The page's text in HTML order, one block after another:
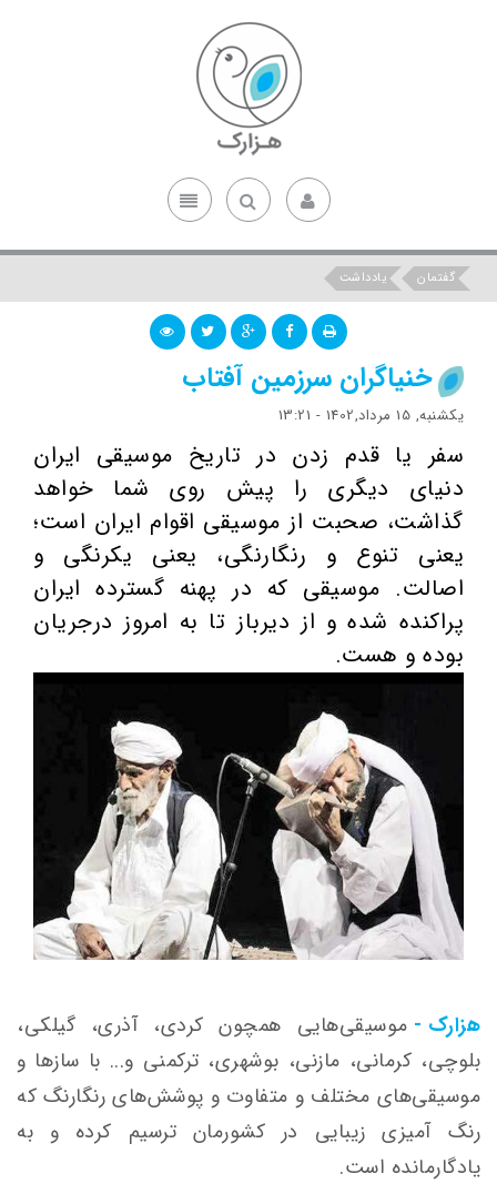
گفتمان یادداشت
خنیاگران سرزمین آفتاب
یکشنبه, 15 مرداد,1402 - 13:21
سفر یا قدم زدن در تاریخ موسیقی ایران
دنیای دیگری را پیش روی شما خواهد
گذاشت، صحبت از موسیقی اقوام ایران است؛
یعنی تنوع و رنگارنگی، یعنی یکرنگی و
اصالت. موسیقی که در پهنه گسترده ایران
پراکنده شده و از دیرباز تا به امروز درجریان
بوده و هست.
هزارک - موسیقی‌هایی همچون کردی، آذری، گیلکی،
بلوچی، کرمانی، مازنی، بوشهری، ترکمنی و... با سازها و
موسیقی‌های مختلف و متفاوت و پوشش‌های رنگارنگ که
رنگ آمیزی زیبایی در کشورمان ترسیم کرده و به
یادگارمانده است.